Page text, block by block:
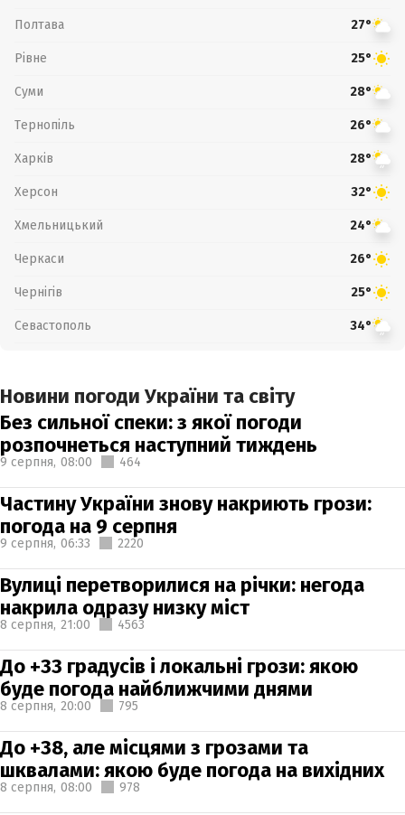
Полтава 27°
Рівне 25°
Суми 28°
Тернопіль 26°
Харків 28°
Херсон 32°
Хмельницький 24°
Черкаси 26°
Чернігів 25°
Севастополь 34°
Новини погоди України та світу
Без сильної спеки: з якої погоди
розпочнеться наступний тиждень
9 серпня, 08:00 464
Частину України знову накриють грози:
погода на 9 серпня
9 серпня, 06:33 2220
Вулиці перетворилися на річки: негода
накрила одразу низку міст
8 серпня, 21:00 4563
До +33 градусів і локальні грози: якою
буде погода найближчими днями
8 серпня, 20:00 795
До +38, але місцями з грозами та
шквалами: якою буде погода на вихідних
8 серпня, 08:00 978